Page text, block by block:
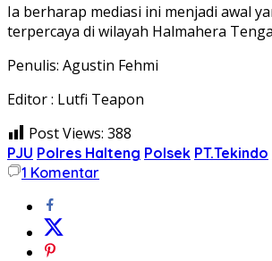
Ia berharap mediasi ini menjadi awal
terpercaya di wilayah Halmahera
Penulis: Agustin Fehmi
Editor : Lutfi Teapon
Post Views: 388
PJU Polres Halteng Polsek PT.Tekindo
1 Komentar